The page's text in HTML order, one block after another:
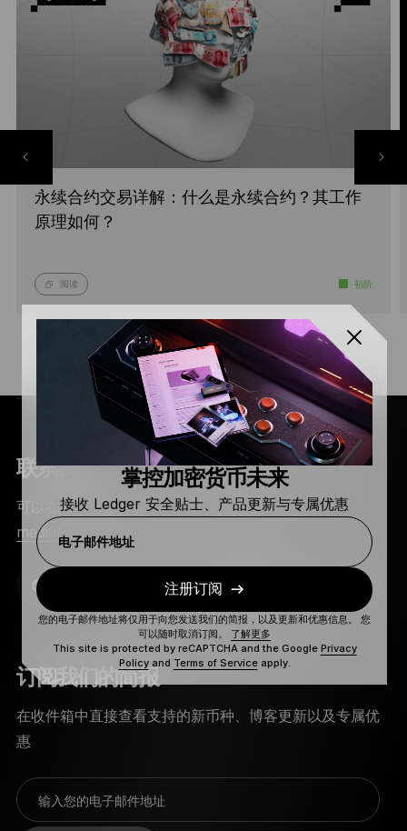
永续合约交易详解：什么是永续合约？其工作
原理如何？
阅读 初阶
联系我们
可以在我们的博客查看公告。 媒体联系：
media@ledger.com
订阅我们的简报
在收件箱中直接查看支持的新币种、博客更新以及专属优
惠
输入您的电子邮件地址
掌控加密货币未来
接收 Ledger 安全贴士、产品更新与专属优惠
电子邮件地址
注册订阅
您的电子邮件地址将仅用于向您发送我们的简报，以及更新和优惠信息。 您
可以随时取消订阅。 了解更多
This site is protected by reCAPTCHA and the Google Privacy
Policyand Terms of Serviceapply.